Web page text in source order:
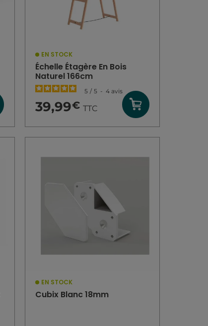
EN STOCK
Échelle Étagère En Bois
Naturel 166cm
5 / 5 - 4 avis
39,99€ TTC
EN STOCK
Cubix Blanc 18mm